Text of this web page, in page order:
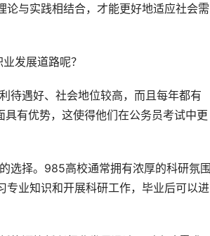
与实践相结合，才能更好地适应社会需
发展道路呢？
有优势，这使得他们在公务员考试中更
业知识和开展科研工作，毕业后可以进